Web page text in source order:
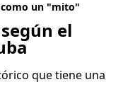
como un "mito"
el
que tiene una